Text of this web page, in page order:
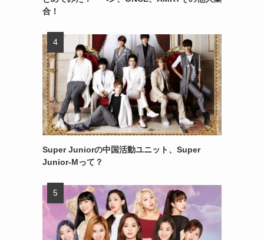
合！
Super Juniorの中国活動ユニット、Super
Junior-Mって？